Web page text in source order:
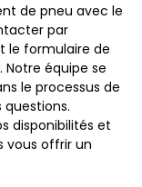
de pneu avec le
par
le formulaire de
équipe se
le processus de
disponibilités et
vous offrir un